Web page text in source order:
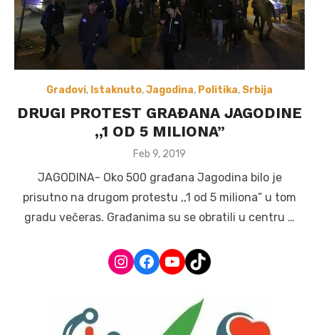
Gradovi, Istaknuto,Jagodina, Politika, Srbija
DRUGI PROTEST GRAĐANA JAGODINE
,,1 OD 5 MILIONA”
Posted
Feb 9, 2019
JAGODINA- Oko 500 građana Jagodina bilo je
prisutno na drugom protestu ,,1 od 5 miliona” u tom
gradu večeras. Građanima su se obratili u centru …
Instagram
Facebook
YouTube
TikTok